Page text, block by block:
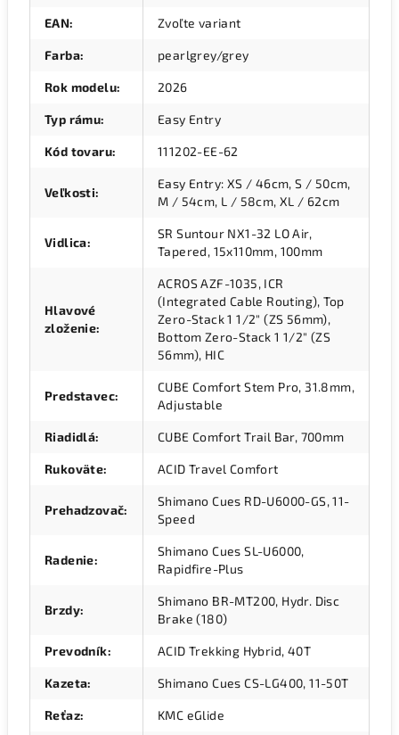
EAN: Zvoľte variant
Farba: pearlgrey/grey
Rok modelu: 2026
Typ rámu: Easy Entry
Kód tovaru: 111202-EE-62
Veľkosti:
Easy Entry: XS / 46cm, S / 50cm,
M / 54cm, L / 58cm, XL / 62cm
Vidlica:
SR Suntour NX1-32 LO Air,
Tapered, 15x110mm, 100mm
Hlavové
zloženie:
ACROS AZF-1035, ICR
(Integrated Cable Routing), Top
Zero-Stack 1 1/2" (ZS 56mm),
Bottom Zero-Stack 1 1/2" (ZS
56mm), HIC
Predstavec:
CUBE Comfort Stem Pro, 31.8mm,
Adjustable
Riadidlá: CUBE Comfort Trail Bar, 700mm
Rukoväte: ACID Travel Comfort
Prehadzovač:
Shimano Cues RD-U6000-GS, 11-
Speed
Radenie:
Shimano Cues SL-U6000,
Rapidfire-Plus
Brzdy:
Shimano BR-MT200, Hydr. Disc
Brake (180)
Prevodník: ACID Trekking Hybrid, 40T
Kazeta: Shimano Cues CS-LG400, 11-50T
Reťaz: KMC eGlide